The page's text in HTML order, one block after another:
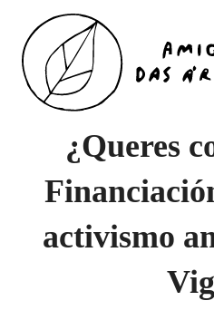
contenido
¿Queres
activismo